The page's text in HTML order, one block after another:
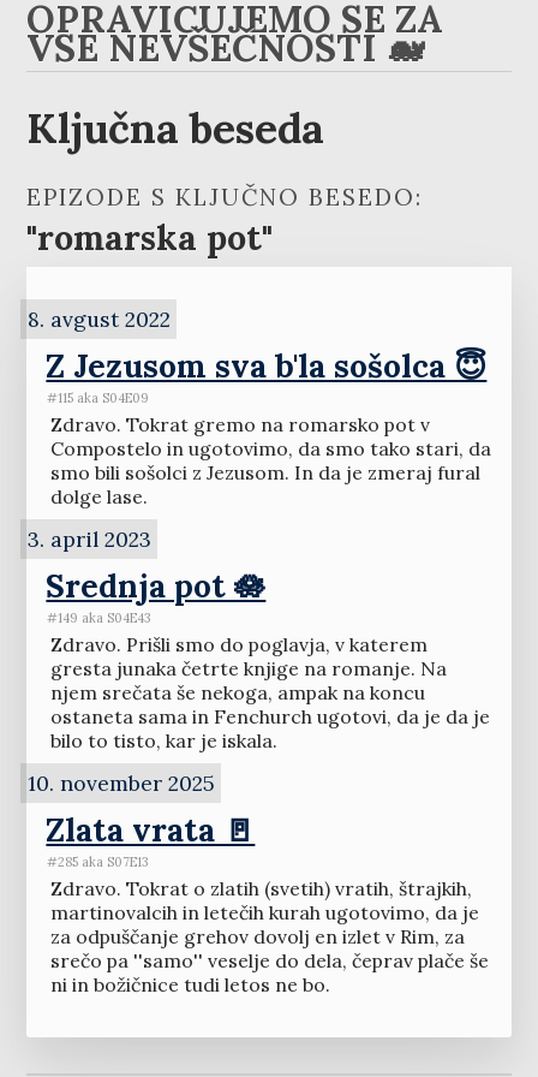
OPRAVIČUJEMO SE ZA
VSE NEVŠEČNOSTI 🐋
Ključna beseda
EPIZODE S KLJUČNO BESEDO:
"romarska pot"
8. avgust 2022
Z Jezusom sva b'la sošolca 😇
#115 aka S04E09
Zdravo. Tokrat gremo na romarsko pot v
Compostelo in ugotovimo, da smo tako stari, da
smo bili sošolci z Jezusom. In da je zmeraj fural
dolge lase.
3. april 2023
Srednja pot 🪷
#149 aka S04E43
Zdravo. Prišli smo do poglavja, v katerem
gresta junaka četrte knjige na romanje. Na
njem srečata še nekoga, ampak na koncu
ostaneta sama in Fenchurch ugotovi, da je da je
bilo to tisto, kar je iskala.
10. november 2025
Zlata vrata 🚪
#285 aka S07E13
Zdravo. Tokrat o zlatih (svetih) vratih, štrajkih,
martinovalcih in letečih kurah ugotovimo, da je
za odpuščanje grehov dovolj en izlet v Rim, za
srečo pa ''samo'' veselje do dela, čeprav plače še
ni in božičnice tudi letos ne bo.